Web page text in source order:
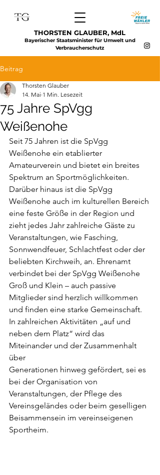
THORSTEN GLAUBER, MdL
Bayerischer Staatsminister für Umwelt und
Verbraucherschutz
Beitrag
75 Jahre SpVgg
Weißenohe
Thorsten Glauber
14. Mai 1 Min. Lesezeit
Seit 75 Jahren ist die SpVgg
Weißenohe ein etablierter
Amateurverein und bietet ein breites
Spektrum an Sportmöglichkeiten.
Darüber hinaus ist die SpVgg
Weißenohe auch im kulturellen Bereich
eine feste Größe in der Region und
zieht jedes Jahr zahlreiche Gäste zu
Veranstaltungen, wie Fasching,
Sonnwendfeuer, Schlachtfest oder der
beliebten Kirchweih, an. Ehrenamt
verbindet bei der SpVgg Weißenohe
Groß und Klein – auch passive
Mitglieder sind herzlich willkommen
und finden eine starke Gemeinschaft.
In zahlreichen Aktivitäten „auf und
neben dem Platz“ wird das
Miteinander und der Zusammenhalt
über
Generationen hinweg gefördert, sei es
bei der Organisation von
Veranstaltungen, der Pflege des
Vereinsgeländes oder beim geselligen
Beisammensein im vereinseigenen
Sportheim.